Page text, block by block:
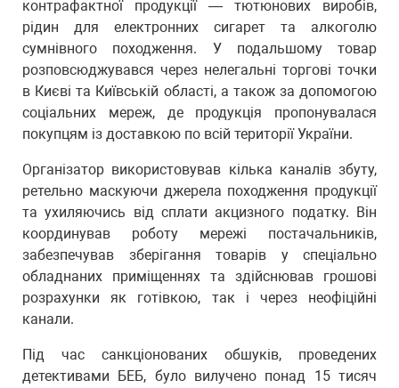
контрафактної продукції — тютюнових виробів,
рідин для електронних сигарет та алкоголю
сумнівного походження. У подальшому товар
розповсюджувався через нелегальні торгові точки
в Києві та Київській області, а також за допомогою
соціальних мереж, де продукція пропонувалася
покупцям із доставкою по всій території України.
Організатор використовував кілька каналів збуту,
ретельно маскуючи джерела походження продукції
та ухиляючись від сплати акцизного податку. Він
координував роботу мережі постачальників,
забезпечував зберігання товарів у спеціально
обладнаних приміщеннях та здійснював грошові
розрахунки як готівкою, так і через неофіційні
канали.
Під час санкціонованих обшуків, проведених
детективами БЕБ, було вилучено понад 15 тисяч